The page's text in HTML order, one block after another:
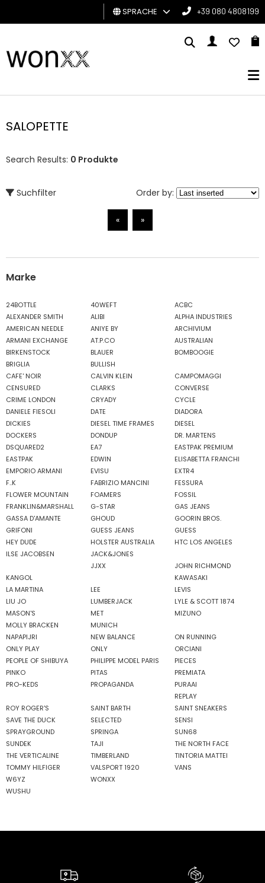
MANN
BRAND
SPRACHE +39 080 4808199
SALOPETTE
Search Results: 0 Produkte
Suchfilter Order by:
« »
Marke
24BOTTLE 40WEFT
ACBC
ALEXANDER SMITH
ALIBI
ALPHA INDUSTRIES
AMERICAN NEEDLE
ANIYE BY
ARCHIVIUM
ARMANI EXCHANGE
AT.P.CO
AUSTRALIAN
BIRKENSTOCK
BLAUER
BOMBOOGIE
BRIGLIA
BULLISH
CAFE' NOIR
CALVIN KLEIN
CAMPOMAGGI
CENSURED
CLARKS
CONVERSE
CRIME LONDON
CRYADY
CYCLE
DANIELE FIESOLI
DATE
DIADORA
DICKIES
DIESEL TIME FRAMES
DIESEL
DOCKERS
DONDUP
DR. MARTENS
DSQUARED2
EA7
EASTPAK PREMIUM
EASTPAK
EDWIN
ELISABETTA FRANCHI
EMPORIO ARMANI
EVISU
EXTR4
F..K
FABRIZIO MANCINI
FESSURA
FLOWER MOUNTAIN
FOAMERS
FOSSIL
FRANKLIN&MARSHALL
G-STAR
GAS JEANS
GASSA D'AMANTE
GHOUD
GOORIN BROS.
GRIFONI
GUESS JEANS
GUESS
HEY DUDE
HOLSTER AUSTRALIA
HTC LOS ANGELES
ILSE JACOBSEN
JACK&JONES
JJXX
JOHN RICHMOND
KANGOL
KAWASAKI
LA MARTINA
LEE
LEVIS
LIU JO
LUMBERJACK
LYLE & SCOTT 1874
MASON'S
MET
MIZUNO
MOLLY BRACKEN
MUNICH
NAPAPIJRI
NEW BALANCE
ON RUNNING
ONLY PLAY
ONLY
ORCIANI
PEOPLE OF SHIBUYA
PHILIPPE MODEL PARIS
PIECES
PINKO
PITAS
PREMIATA
PRO-KEDS
PROPAGANDA
PURAAI
REPLAY
ROY ROGER'S
SAINT BARTH
SAINT SNEAKERS
SAVE THE DUCK
SELECTED
SENSI
SPRAYGROUND
SPRINGA
SUN68
SUNDEK
TAJI
THE NORTH FACE
THE VERTICALINE
TIMBERLAND
TINTORIA MATTEI
TOMMY HILFIGER
VALSPORT 1920
VANS
W6YZ
WONXX
WUSHU